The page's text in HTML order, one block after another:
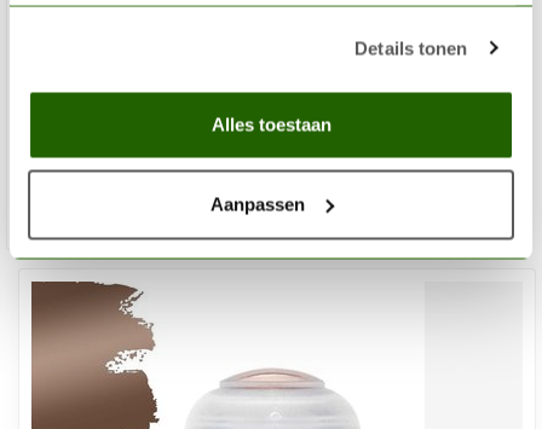
Details tonen
Alles toestaan
Aanpassen
€3,20
Niet op voorraad